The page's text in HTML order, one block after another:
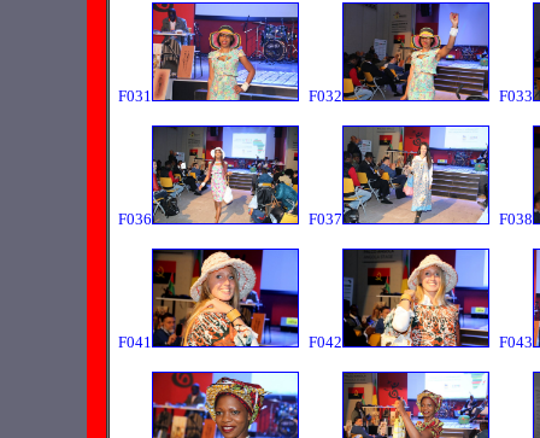
F031 F032 F033
F036 F037 F038
F041 F042 F043